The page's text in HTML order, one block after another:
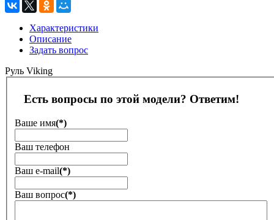
Характеристики
Описание
Задать вопрос
Руль Viking
Есть вопросы по этой модели? Ответим!
Ваше имя(*)
Ваш телефон
Ваш е-mail(*)
Ваш вопрос(*)